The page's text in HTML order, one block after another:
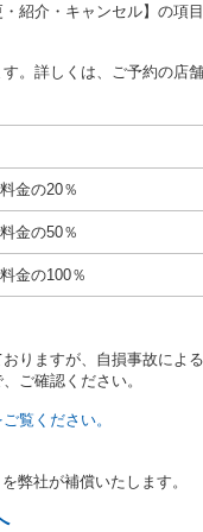
り、借受人に対し、クレ
3項に従わない場合は、
いずれかに該当するとき
に必要な運転免許証を有
許証の写しの提出に同意
、危険ドラッグ等による
もかかわらず６才未満の
力団関係団体の構成員若
しくは威力を用いて当社
いずれかに該当するとき
と貸渡契約締結時の運転者
渡料金の支払いを滞納した
カー事業者による貸渡し
渡約款又は保険約款違反
ていないとき。
紹介・キャンセル】の項
。詳しくは、ご予約の店舗
金の20％
金の50％
金の100％
りますが、自損事故によ
ご確認ください。
覧ください。
弊社が補償いたします。